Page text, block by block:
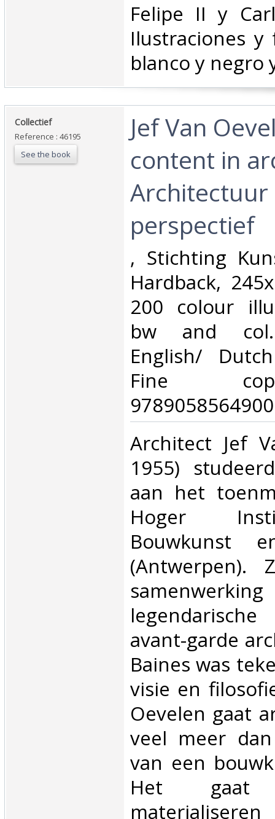
‎Felipe II y
Ilustraciones
blanco y negro
‎Collectief‎
Reference : 46195
See the book
‎Jef Van
content in
Architectuur
perspectief ‎
‎, Stichting
Hardback,
200 colour
bw and col.
English/
Fine
‎Architect Jef
1955)
aan het
Hoger
Bouwkunst
(Antwerpen).
avant-garde
Baines was
visie en
Oevelen gaat
veel meer
van een
Het